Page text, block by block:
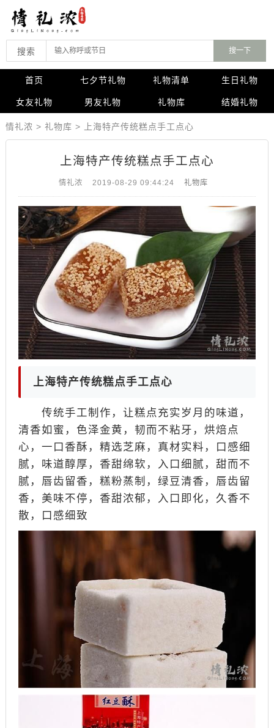
搜索
首页 七夕节礼物 礼物清单 生日礼物
女友礼物 男友礼物 礼物库 结婚礼物
情礼浓 > 礼物库 > 上海特产传统糕点手工点心
上海特产传统糕点手工点心
情礼浓 2019-08-29 09:44:24 礼物库
上海特产传统糕点手工点心
传统手工制作，让糕点充实岁月的味道，
清香如蜜，色泽金黄，韧而不粘牙，烘焙点
心，一口香酥，精选芝麻，真材实料，口感细
腻，味道醇厚，香甜绵软，入口细腻，甜而不
腻，唇齿留香，糕粉蒸制，绿豆清香，唇齿留
香，美味不停，香甜浓郁，入口即化，久香不
散，口感细致